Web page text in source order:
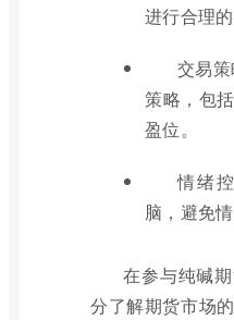
进行合理的
交易
策略，包
盈位。
情绪
脑，避免
在参与纯碱
分了解期货市场